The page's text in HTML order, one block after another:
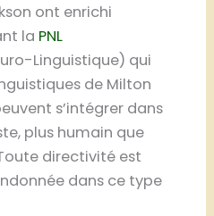
ont enrichi
la PNL
Linguistique) qui
de Milton
s’intégrer dans
plus humain que
directivité est
dans ce type